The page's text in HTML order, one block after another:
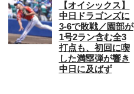
【オイシックス】
中日ドラゴンズに
3-6で敗戦／園部が
1号2ラン含む全3
打点も、初回に喫
した満塁弾が響き
中日に及ばず